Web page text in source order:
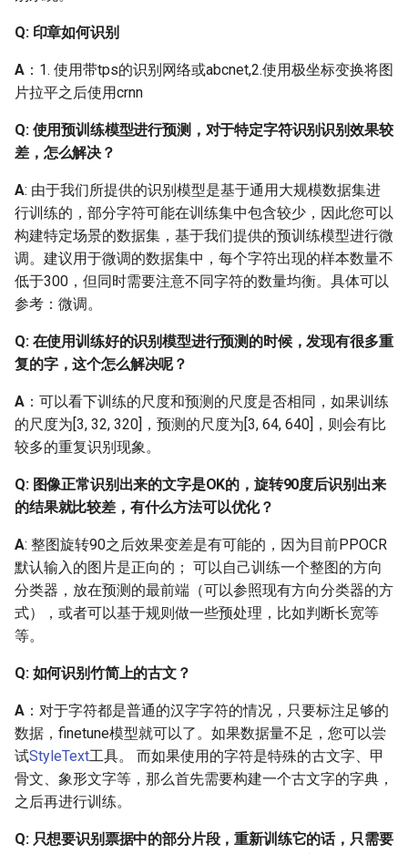
Q：如何更换文本检测/识
别的backbone？
Q: 参照文档做实际项目
时，是重新训练还是在官
练？具体如何操作？
Q: 下载的识别模型解压后
缺失文件，没有期望的
inference.pdiparams,
inference.pdmodel等文件
Q: 为什么在checkpoints中
load下载的预训练模型会
报错？
Q: 如何对检测模型
finetune，比如冻结前面的
层或某些层使用小的学习
率学习？
2.6 模型超参调整
Q: DB检测训练输入尺寸
640，可以改大一些吗？
和宽为什么要处理成32的
倍数？
Q: 在识别模型中，为什么
降采样残差结构的stride为
(2, 1)？
Q：训练识别时，如何选
Q: 印章如何识别
A ：1. 使用带tps的识别网络或abcnet,2.使用极坐标变换将图
片拉平之后使用crnn
Q: 使用预训练模型进行预测，对于特定字符识别识别效果较
差，怎么解决？
A: 由于我们所提供的识别模型是基于通用大规模数据集进
行训练的，部分字符可能在训练集中包含较少，因此您可以
构建特定场景的数据集，基于我们提供的预训练模型进行微
调。建议用于微调的数据集中，每个字符出现的样本数量不
低于300，但同时需要注意不同字符的数量均衡。具体可以
参考：微调。
Q: 在使用训练好的识别模型进行预测的时候，发现有很多重
复的字，这个怎么解决呢？
A ：可以看下训练的尺度和预测的尺度是否相同，如果训练
的尺度为[3, 32, 320]，预测的尺度为[3, 64, 640]，则会有比
较多的重复识别现象。
Q: 图像正常识别出来的文字是OK的，旋转90度后识别出来
的结果就比较差，有什么方法可以优化？
A: 整图旋转90之后效果变差是有可能的，因为目前PPOCR
默认输入的图片是正向的； 可以自己训练一个整图的方向
分类器，放在预测的最前端（可以参照现有方向分类器的方
式），或者可以基于规则做一些预处理，比如判断长宽等
等。
Q: 如何识别竹简上的古文？
A ：对于字符都是普通的汉字字符的情况，只要标注足够的
数据，finetune模型就可以了。如果数据量不足，您可以尝
试StyleText工具。 而如果使用的字符是特殊的古文字、甲
骨文、象形文字等，那么首先需要构建一个古文字的字典，
之后再进行训练。
Q: 只想要识别票据中的部分片段，重新训练它的话，只需要